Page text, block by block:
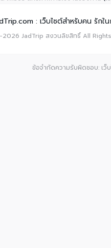
: เว็บไซต์สำหรับคน รักใ
2026 JadTrip สงวนลิขสิทธิ์ All
ข้อจำกัดความรับผิดชอบ: เว็